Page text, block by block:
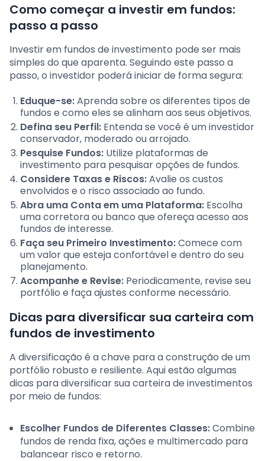
Como começar a investir em fundos:
passo a passo
Investir em fundos de investimento pode ser mais
simples do que aparenta. Seguindo este passo a
passo, o investidor poderá iniciar de forma segura:
Eduque-se:Aprenda sobre os diferentes tipos de
fundos e como eles se alinham aos seus objetivos.
Defina seu Perfil: Entenda se você é um investidor
conservador, moderado ou arrojado.
Pesquise Fundos: Utilize plataformas de
investimento para pesquisar opções de fundos.
Considere Taxas e Riscos:Avalie os custos
envolvidos e o risco associado ao fundo.
Abra uma Conta em uma Plataforma: Escolha
uma corretora ou banco que ofereça acesso aos
fundos de interesse.
Faça seu Primeiro Investimento:Comece com
um valor que esteja confortável e dentro do seu
planejamento.
Acompanhe e Revise: Periodicamente, revise seu
portfólio e faça ajustes conforme necessário.
Dicas para diversificar sua carteira com
fundos de investimento
A diversificação é a chave para a construção de um
portfólio robusto e resiliente. Aqui estão algumas
dicas para diversificar sua carteira de investimentos
por meio de fundos:
Escolher Fundos de Diferentes Classes:Combine
fundos de renda fixa, ações e multimercado para
balancear risco e retorno.